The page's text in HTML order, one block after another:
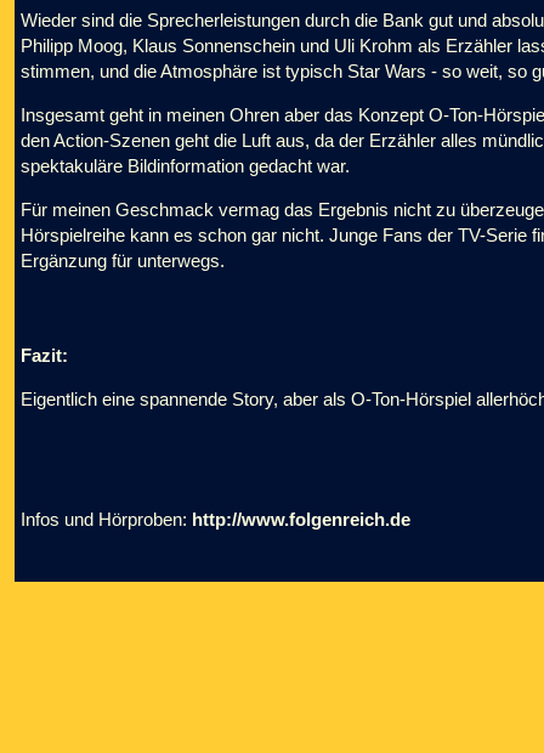
Wieder sind die Sprecherleistungen durch die Bank gut und
Philipp Moog, Klaus Sonnenschein und Uli Krohm als Erzähler
stimmen, und die Atmosphäre ist typisch Star Wars - so weit, so
Insgesamt geht in meinen Ohren aber das Konzept O-Ton-
den Action-Szenen geht die Luft aus, da der Erzähler alles
spektakuläre Bildinformation gedacht war.
Für meinen Geschmack vermag das Ergebnis nicht zu
Hörspielreihe kann es schon gar nicht. Junge Fans der TV-Serie
Ergänzung für unterwegs.
Fazit:
Eigentlich eine spannende Story, aber als O-Ton-Hörspiel
Infos und Hörproben: http://www.folgenreich.de